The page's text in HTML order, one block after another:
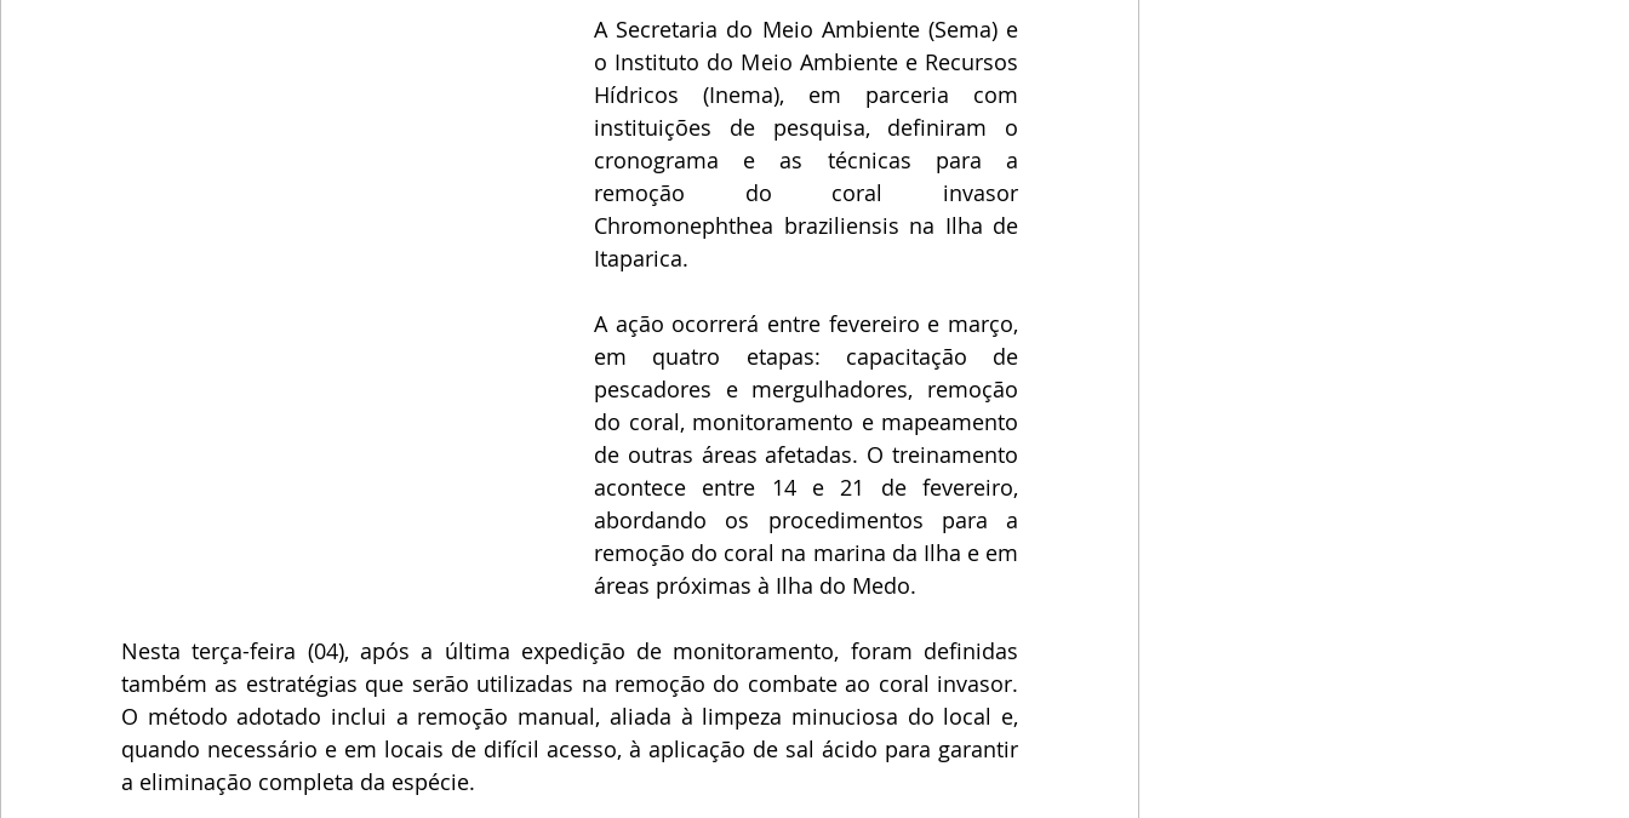
A Secretaria do Meio Ambiente (Sema) e
o Instituto do Meio Ambiente e Recursos
Hídricos (Inema), em parceria com
instituições de pesquisa, definiram o
cronograma e as técnicas para a
remoção do coral invasor
Chromonephthea braziliensis na Ilha de
Itaparica.
A ação ocorrerá entre fevereiro e março,
em quatro etapas: capacitação de
pescadores e mergulhadores, remoção
do coral, monitoramento e mapeamento
de outras áreas afetadas. O treinamento
acontece entre 14 e 21 de fevereiro,
abordando os procedimentos para a
remoção do coral na marina da Ilha e em
áreas próximas à Ilha do Medo.
Nesta terça-feira (04), após a última expedição de monitoramento, foram definidas
também as estratégias que serão utilizadas na remoção do combate ao coral invasor.
O método adotado inclui a remoção manual, aliada à limpeza minuciosa do local e,
quando necessário e em locais de difícil acesso, à aplicação de sal ácido para garantir
a eliminação completa da espécie.